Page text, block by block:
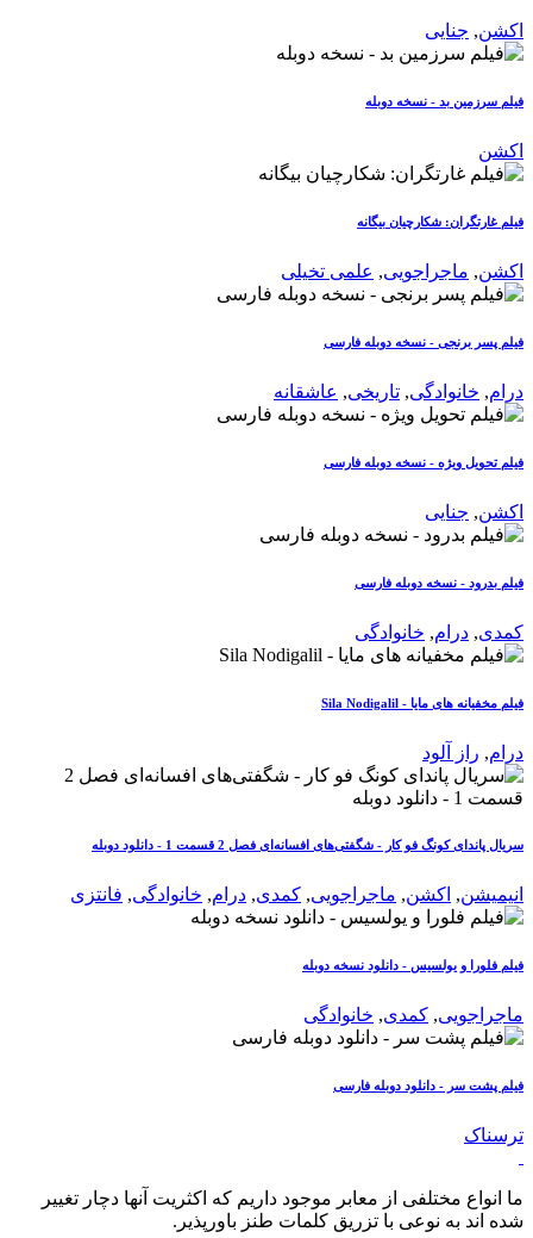
اکشن, جنایی
فیلم سرزمین بد - نسخه دوبله
اکشن
فیلم غارتگران: شکارچیان بیگانه
اکشن, ماجراجویی, علمی تخیلی
فیلم پسر برنجی - نسخه دوبله فارسی
درام, خانوادگی, تاریخی, عاشقانه
فیلم تحویل ویژه - نسخه دوبله فارسی
اکشن, جنایی
فیلم بدرود - نسخه دوبله فارسی
کمدی, درام, خانوادگی
فیلم مخفیانه های مایا - Sila Nodigalil
درام, راز آلود
سریال پاندای کونگ فو کار - شگفتی‌های افسانه‌ای فصل 2 قسمت 1 - دانلود دوبله
انیمیشن, اکشن, ماجراجویی, کمدی, درام, خانوادگی, فانتزی
فیلم فلورا و یولسیس - دانلود نسخه دوبله
ماجراجویی, کمدی, خانوادگی
فیلم پشت سر - دانلود دوبله فارسی
ترسناک
ما انواع مختلفی از معابر موجود داریم که اکثریت آنها دچار تغییر
شده اند به نوعی با تزریق کلمات طنز باورپذیر.